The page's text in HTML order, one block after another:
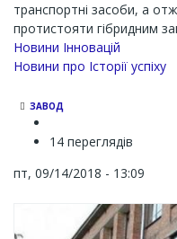
транспортні засоби, а
протистояти гібридним
Новини Інновацій
Новини про Історії успіху
ЗАВОД
14 переглядів
пт, 09/14/2018 - 13:09